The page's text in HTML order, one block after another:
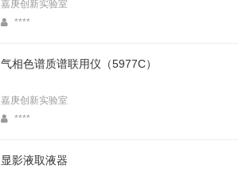
嘉庚创新实验室
****
气相色谱质谱联用仪（5977C）
嘉庚创新实验室
****
显影液取液器